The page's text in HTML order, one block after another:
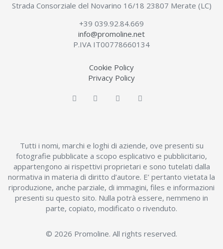
Strada Consorziale del Novarino 16/18 23807 Merate (LC)
+39 039.92.84.669
info@promoline.net
P.IVA IT00778660134
Cookie Policy
Privacy Policy
Tutti i nomi, marchi e loghi di aziende, ove presenti su
fotografie pubblicate a scopo esplicativo e pubblicitario,
appartengono ai rispettivi proprietari e sono tutelati dalla
normativa in materia di diritto d’autore. E’ pertanto vietata la
riproduzione, anche parziale, di immagini, files e informazioni
presenti su questo sito. Nulla potrà essere, nemmeno in
parte, copiato, modificato o rivenduto.
© 2026 Promoline. All rights reserved.